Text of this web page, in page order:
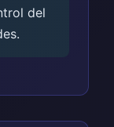
del